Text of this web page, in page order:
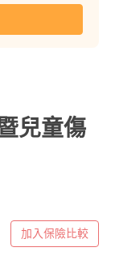
兒童傷
加入保險比較